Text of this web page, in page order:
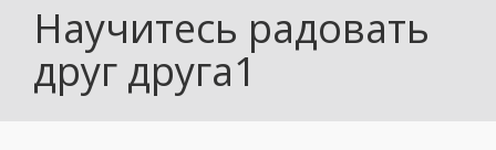
Научитесь радовать
друг друга1